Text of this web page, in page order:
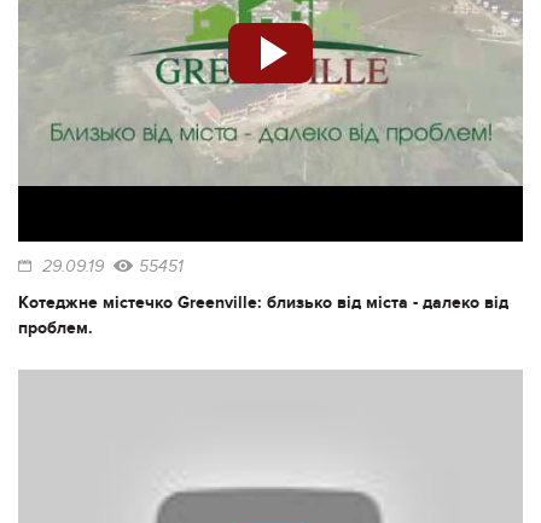
29.09.19 55451
Котеджне містечко Greenville: близько від міста - далеко від
проблем.